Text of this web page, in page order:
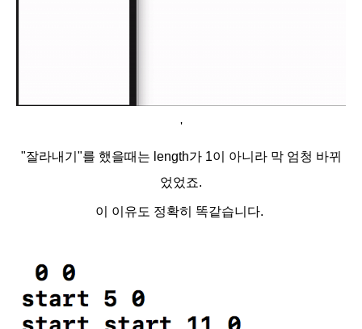
'
"잘라내기"를 했을때는 length가 1이 아니라 막 엄청 바뀌
었었죠.
이 이유도 정확히 똑같습니다.